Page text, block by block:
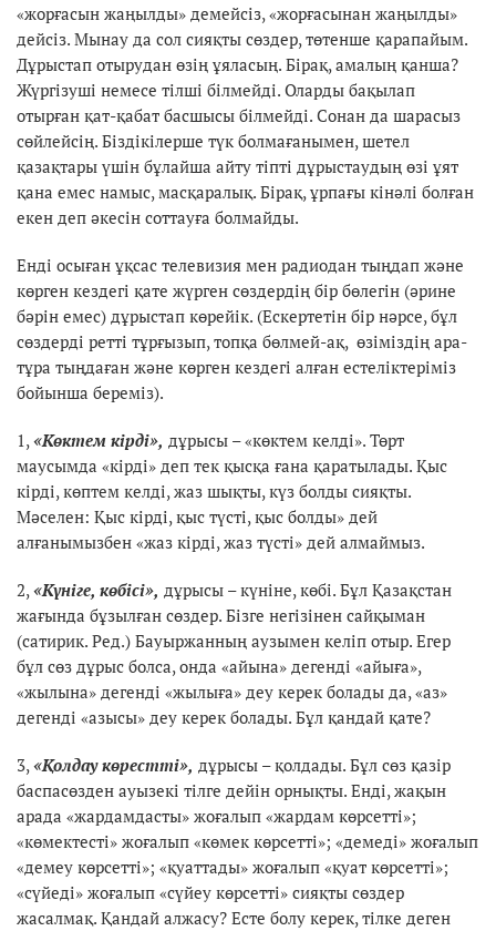
«жорғасын жаңылды» демейсіз, «жорғасынан жаңылды»
дейсіз. Мынау да сол сияқты сөздер, төтенше қарапайым.
Дұрыстап отырудан өзің ұяласың. Бірақ, амалың қанша?
Жүргізуші немесе тілші білмейді. Оларды бақылап
отырған қат-қабат басшысы білмейді. Сонан да шарасыз
сөйлейсің. Біздікілерше түк болмағанымен, шетел
қазақтары үшін бұлайша айту тіпті дұрыстаудың өзі ұят
қана емес намыс, масқаралық. Бірақ, ұрпағы кінәлі болған
екен деп әкесін соттауға болмайды.
Енді осыған ұқсас телевизия мен радиодан тыңдап және
көрген кездегі қате жүрген сөздердің бір бөлегін (әрине
бәрін емес) дұрыстап көрейік. (Ескертетін бір нәрсе, бұл
сөздерді ретті тұрғызып, топқа бөлмей-ақ, өзіміздің ара-
тұра тыңдаған және көрген кездегі алған естеліктеріміз
бойынша береміз).
1, «Көктем кірді», дұрысы – «көктем келді». Төрт
маусымда «кірді» деп тек қысқа ғана қаратылады. Қыс
кірді, көптем келді, жаз шықты, күз болды сияқты.
Мәселен: Қыс кірді, қыс түсті, қыс болды» дей
алғанымызбен «жаз кірді, жаз түсті» дей алмаймыз.
2, «Күніге, көбісі», дұрысы – күніне, көбі. Бұл Қазақстан
жағында бұзылған сөздер. Бізге негізінен сайқыман
(сатирик. Ред.) Бауыржанның аузымен келіп отыр. Егер
бұл сөз дұрыс болса, онда «айына» дегенді «айыға»,
«жылына» дегенді «жылыға» деу керек болады да, «аз»
дегенді «азысы» деу керек болады. Бұл қандай қате?
3, «Қолдау көрестті», дұрысы – қолдады. Бұл сөз қазір
баспасөзден ауызекі тілге дейін орнықты. Енді, жақын
арада «жардамдасты» жоғалып «жардам көрсетті»;
«көмектесті» жоғалып «көмек көрсетті»; «демеді» жоғалып
«демеу көрсетті»; «қуаттады» жоғалып «қуат көрсетті»;
«сүйеді» жоғалып «сүйеу көрсетті» сияқты сөздер
жасалмақ. Қандай алжасу? Есте болу керек, тілке деген